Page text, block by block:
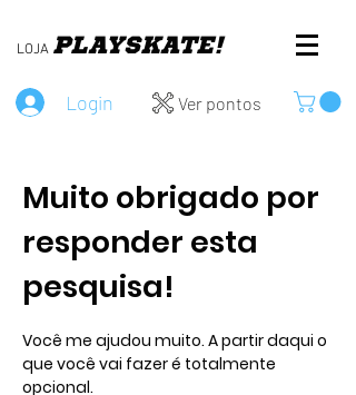
LOJA PLAYSKATE!
Login Ver pontos
Muito obrigado por
responder esta
pesquisa!
Você me ajudou muito. A partir daqui o
que você vai fazer é totalmente
opcional.